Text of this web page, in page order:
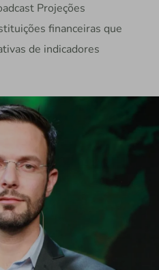
Projeções
financeiras que
de indicadores